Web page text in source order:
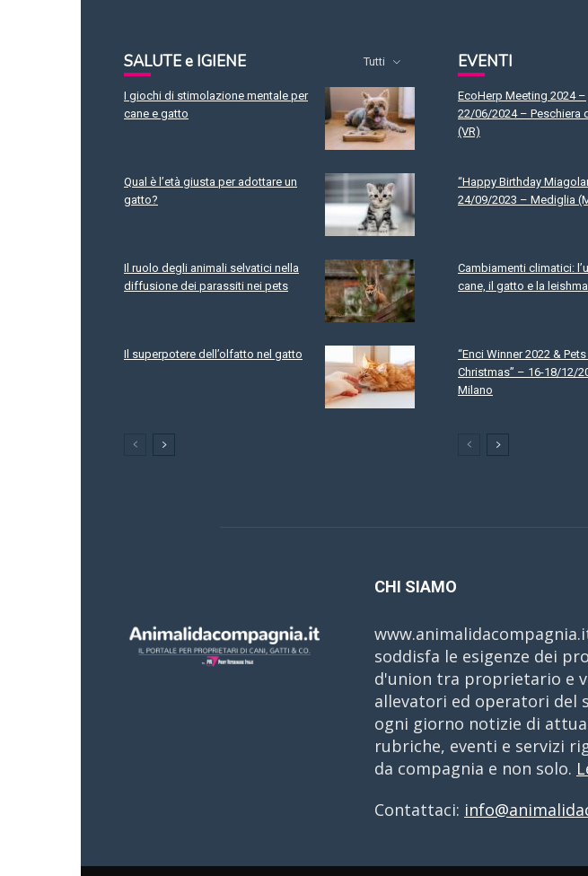
SALUTE e IGIENE Tutti
I giochi di stimolazione mentale per
cane e gatto
Qual è l’età giusta per adottare un
gatto?
Il ruolo degli animali selvatici nella
diffusione dei parassiti nei pets
Il superpotere dell’olfatto nel gatto
EVENTI
EcoHerp Meeting 2024 –
22/06/2024 – Peschiera
(VR)
“Happy Birthday
24/09/2023 – Mediglia
Cambiamenti climatici:
cane, il gatto e la
“Enci Winner 2022 &
Christmas” – 16-18/12/
Milano
CHI SIAMO
soddisfa le esigenze dei
d'union tra proprietario e
allevatori ed operatori del
ogni giorno notizie di
rubriche, eventi e servizi
da compagnia e non solo.
Contattaci: